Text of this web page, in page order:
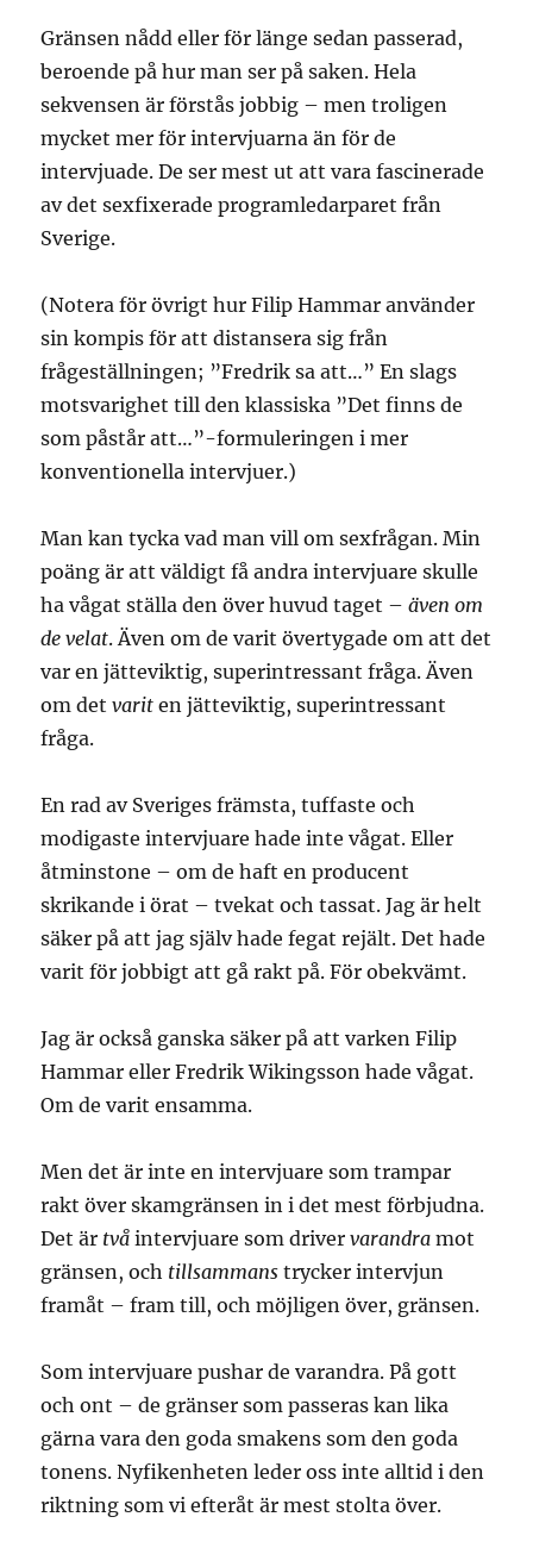
Gränsen nådd eller för länge sedan passerad,
beroende på hur man ser på saken. Hela
sekvensen är förstås jobbig – men troligen
mycket mer för intervjuarna än för de
intervjuade. De ser mest ut att vara fascinerade
av det sexfixerade programledarparet från
Sverige.
(Notera för övrigt hur Filip Hammar använder
sin kompis för att distansera sig från
frågeställningen; ”Fredrik sa att…” En slags
motsvarighet till den klassiska ”Det finns de
som påstår att…”-formuleringen i mer
konventionella intervjuer.)
Man kan tycka vad man vill om sexfrågan. Min
poäng är att väldigt få andra intervjuare skulle
ha vågat ställa den över huvud taget –även om
de velat. Även om de varit övertygade om att det
var en jätteviktig, superintressant fråga. Även
om detvariten jätteviktig, superintressant
fråga.
En rad av Sveriges främsta, tuffaste och
modigaste intervjuare hade inte vågat. Eller
åtminstone – om de haft en producent
skrikande i örat – tvekat och tassat. Jag är helt
säker på att jag själv hade fegat rejält. Det hade
varit för jobbigt att gå rakt på. För obekvämt.
Jag är också ganska säker på att varken Filip
Hammar eller Fredrik Wikingsson hade vågat.
Om de varit ensamma.
Men det är inte en intervjuare som trampar
rakt över skamgränsen in i det mest förbjudna.
Det är tvåintervjuare som drivervarandramot
gränsen, och tillsammanstrycker intervjun
framåt – fram till, och möjligen över, gränsen.
Som intervjuare pushar de varandra. På gott
och ont – de gränser som passeras kan lika
gärna vara den goda smakens som den goda
tonens. Nyfikenheten leder oss inte alltid i den
riktning som vi efteråt är mest stolta över.